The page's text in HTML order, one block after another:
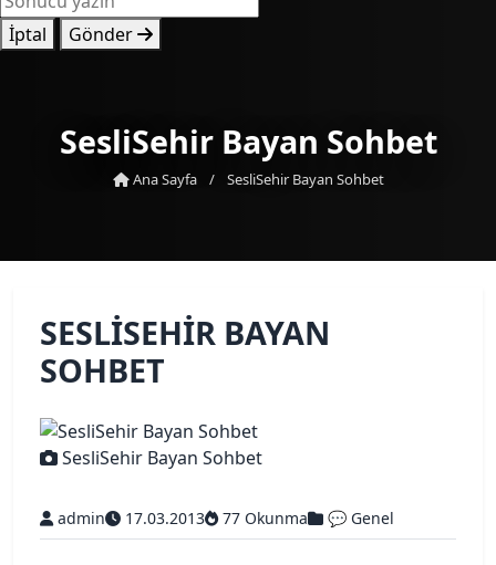
İptal Gönder
SesliSehir Bayan Sohbet
Ana Sayfa / SesliSehir Bayan Sohbet
SESLISEHIR BAYAN
SOHBET
SesliSehir Bayan Sohbet
admin 17.03.2013 77 Okunma 💬 Genel